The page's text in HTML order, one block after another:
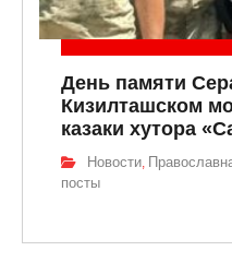
День памяти
Кизилташском
казаки хутора
Новости,
посты